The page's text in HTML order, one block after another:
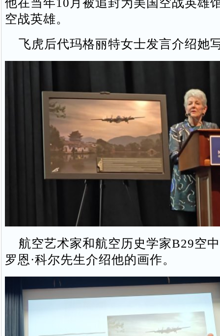
空战英雄。
飞虎后代玛格丽特女士发言介绍她
航空艺术家和航空历史学家B29空
罗恩·科尔先生介绍他的画作。